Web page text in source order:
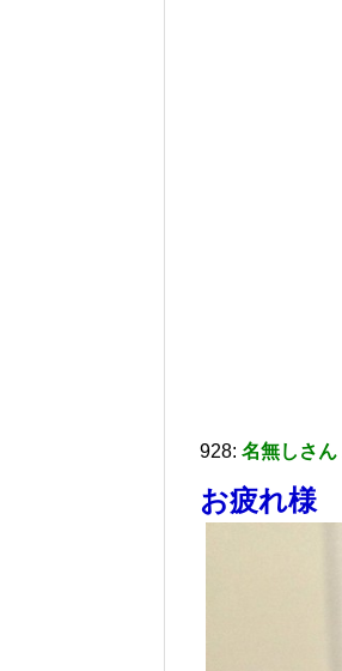
928: 名無しさん
お疲れ様